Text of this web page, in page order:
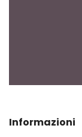
Informazioni